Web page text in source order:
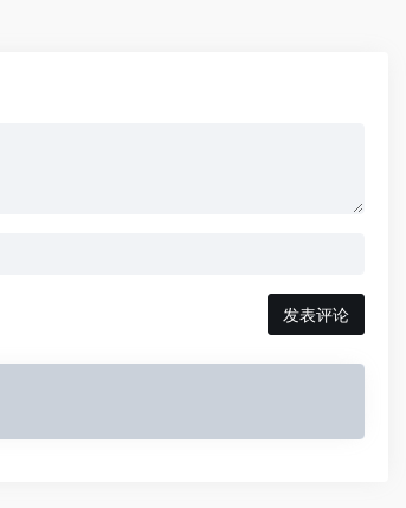
发表评论